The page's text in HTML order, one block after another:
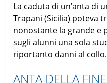
La caduta di un’anta di
Trapani (Sicilia) poteva
nonostante la grande e
sugli alunni una sola
riportanto danni al collo.
ANTA DELLA